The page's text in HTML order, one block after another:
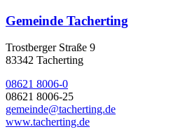
Gemeinde Tacherting
Trostberger Straße 9
83342 Tacherting
08621 8006-0
08621 8006-25
gemeinde@tacherting.de
www.tacherting.de